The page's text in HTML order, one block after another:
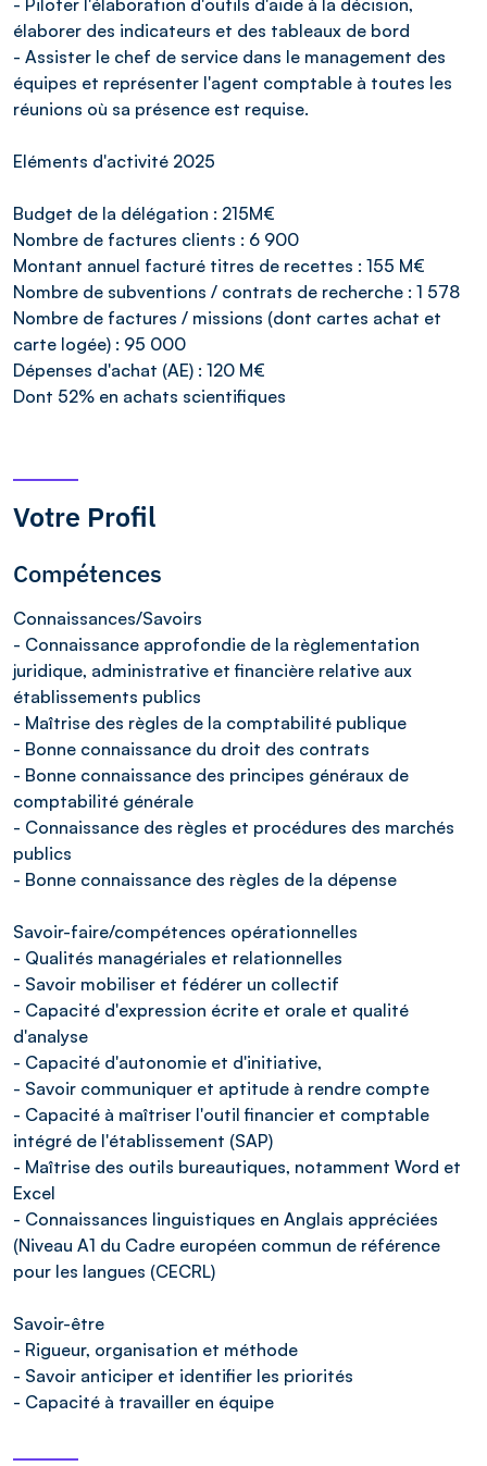
élaborer des indicateurs et des tableaux de bord
- Assister le chef de service dans le management des
équipes et représenter l'agent comptable à toutes les
réunions où sa présence est requise.
Eléments d'activité 2025
Budget de la délégation : 215M€
Nombre de factures clients : 6 900
Montant annuel facturé titres de recettes : 155 M€
Nombre de subventions / contrats de recherche : 1 578
Nombre de factures / missions (dont cartes achat et
carte logée) : 95 000
Dépenses d'achat (AE) : 120 M€
Dont 52% en achats scientifiques
Votre Profil
Compétences
Connaissances/Savoirs
- Connaissance approfondie de la règlementation
juridique, administrative et financière relative aux
établissements publics
- Maîtrise des règles de la comptabilité publique
- Bonne connaissance du droit des contrats
- Bonne connaissance des principes généraux de
comptabilité générale
- Connaissance des règles et procédures des marchés
publics
- Bonne connaissance des règles de la dépense
Savoir-faire/compétences opérationnelles
- Qualités managériales et relationnelles
- Savoir mobiliser et fédérer un collectif
- Capacité d'expression écrite et orale et qualité
d'analyse
- Capacité d'autonomie et d'initiative,
- Savoir communiquer et aptitude à rendre compte
- Capacité à maîtriser l'outil financier et comptable
intégré de l'établissement (SAP)
- Maîtrise des outils bureautiques, notamment Word et
Excel
- Connaissances linguistiques en Anglais appréciées
(Niveau A1 du Cadre européen commun de référence
pour les langues (CECRL)
Savoir-être
- Rigueur, organisation et méthode
- Savoir anticiper et identifier les priorités
- Capacité à travailler en équipe